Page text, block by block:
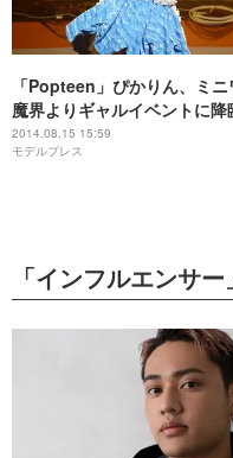
「Popteen」ぴかりん、ミ
魔界よりギャルイベントに降
2014.08.15 15:59
モデルプレス
「インフルエンサ